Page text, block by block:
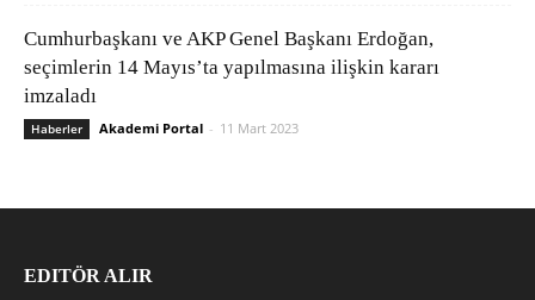
Cumhurbaşkanı ve AKP Genel Başkanı Erdoğan,
seçimlerin 14 Mayıs’ta yapılmasına ilişkin kararı
imzaladı
Haberler Akademi Portal - 11 Mart 2023
EDITÖR ALIR